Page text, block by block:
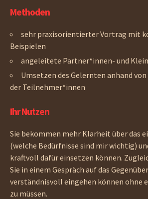
Methoden
sehr praxisorientierter Vortrag mit
Beispielen
angeleitete Partner*innen- und
Umsetzen des Gelernten anhand
der Teilnehmer*innen
Ihr Nutzen
Sie bekommen mehr Klarheit über das
(welche Bedürfnisse sind mir wichtig)
kraftvoll dafür einsetzen können.
Sie in einem Gespräch auf das
verständnisvoll eingehen können ohne
zu müssen.